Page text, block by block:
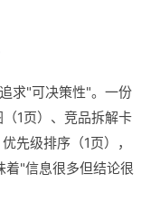
求"可决策性"。一份
1页）、竞品拆解卡
先级排序（1页），
着"信息很多但结论很